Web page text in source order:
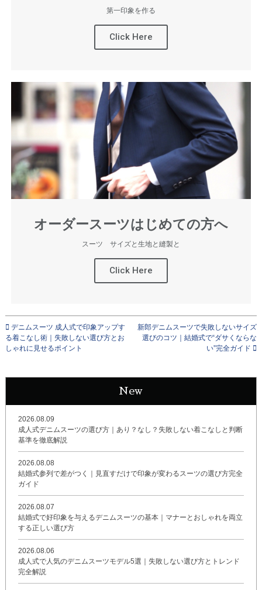
第一印象を作る
Click Here
オーダースーツはじめての方へ
スーツ サイズと生地と縫製と
Click Here
デニムスーツ 成人式で印象アップす
る着こなし術｜失敗しない選び方とお
しゃれに見せるポイント
新郎デニムスーツで失敗しないサイズ
選びのコツ｜結婚式で“ダサくならな
い”完全ガイド
New
2026.08.09
成人式デニムスーツの選び方｜あり？なし？失敗しない着こなしと判断
基準を徹底解説
2026.08.08
結婚式参列で差がつく｜見直すだけで印象が変わるスーツの選び方完全
ガイド
2026.08.07
結婚式で好印象を与えるデニムスーツの基本｜マナーとおしゃれを両立
する正しい選び方
2026.08.06
成人式で人気のデニムスーツモデル5選｜失敗しない選び方とトレンド
完全解説